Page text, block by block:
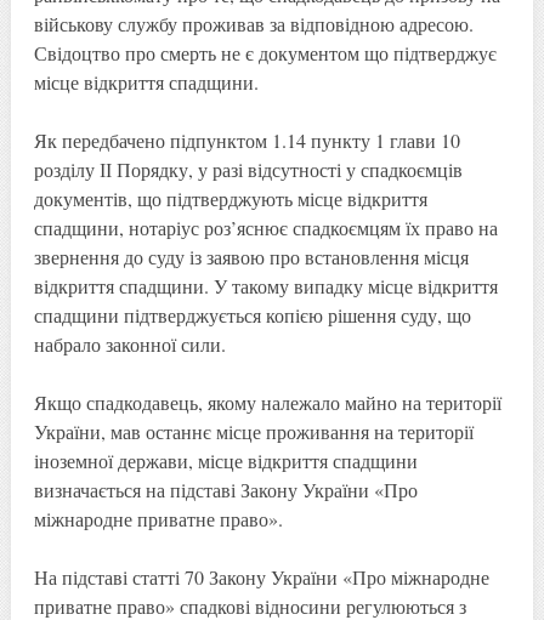
військову службу проживав за відповідною адресою.
Свідоцтво про смерть не є документом що підтверджує
місце відкриття спадщини.
Як передбачено підпунктом 1.14 пункту 1 глави 10
розділу ІІ Порядку, у разі відсутності у спадкоємців
документів, що підтверджують місце відкриття
спадщини, нотаріус роз’яснює спадкоємцям їх право на
звернення до суду із заявою про встановлення місця
відкриття спадщини. У такому випадку місце відкриття
спадщини підтверджується копією рішення суду, що
набрало законної сили.
Якщо спадкодавець, якому належало майно на території
України, мав останнє місце проживання на території
іноземної держави, місце відкриття спадщини
визначається на підставі Закону України «Про
міжнародне приватне право».
На підставі статті 70 Закону України «Про міжнародне
приватне право» спадкові відносини регулюються з